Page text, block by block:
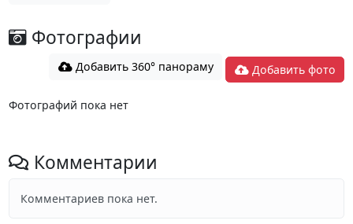
Фотографии
Добавить 360° панораму Добавить фото
Фотографий пока нет
Комментарии
Комментариев пока нет.